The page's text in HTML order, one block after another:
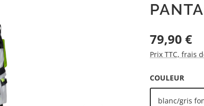
Prix régulier :
79,90 €
Prix TTC, frais
SÉLECTIONNEZ
COULEUR
blanc/gris